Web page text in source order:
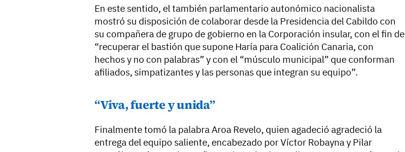
En este sentido, el también parlamentario autonómico nacionalista
mostró su disposición de colaborar desde la Presidencia del Cabildo con
su compañera de grupo de gobierno en la Corporación insular, con el fin de
“recuperar el bastión que supone Haría para Coalición Canaria, con
hechos y no con palabras” y con el “músculo municipal” que conforman
afiliados, simpatizantes y las personas que integran su equipo”.
“Viva, fuerte y unida”
Finalmente tomó la palabra Aroa Revelo, quien agadeció agradeció la
entrega del equipo saliente, encabezado por Víctor Robayna y Pilar